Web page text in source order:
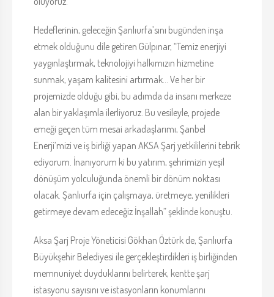
Hedeflerinin, geleceğin Şanlıurfa’sını bugünden inşa
etmek olduğunu dile getiren Gülpınar, “Temiz enerjiyi
yaygınlaştırmak, teknolojiyi halkımızın hizmetine
sunmak, yaşam kalitesini artırmak… Ve her bir
projemizde olduğu gibi, bu adımda da insanı merkeze
alan bir yaklaşımla ilerliyoruz. Bu vesileyle, projede
emeği geçen tüm mesai arkadaşlarımı, Şanbel
Enerji’mizi ve iş birliği yapan AKSA Şarj yetkililerini tebrik
ediyorum. İnanıyorum ki bu yatırım, şehrimizin yeşil
dönüşüm yolculuğunda önemli bir dönüm noktası
olacak. Şanlıurfa için çalışmaya, üretmeye, yenilikleri
getirmeye devam edeceğiz İnşallah” şeklinde konuştu.
Aksa Şarj Proje Yöneticisi Gökhan Öztürk de, Şanlıurfa
Büyükşehir Belediyesi ile gerçekleştirdikleri iş birliğinden
memnuniyet duyduklarını belirterek, kentte şarj
istasyonu sayısını ve istasyonların konumlarını